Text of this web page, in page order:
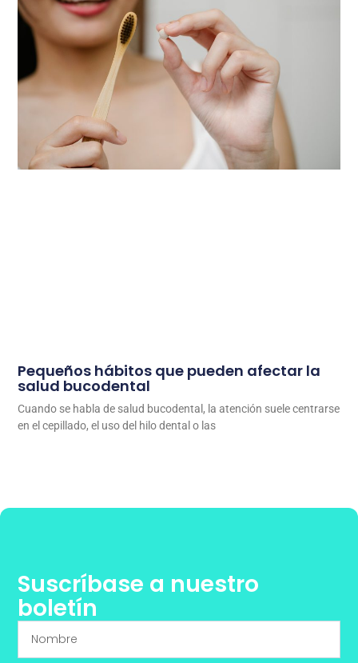
Pequeños hábitos que pueden afectar la
salud bucodental
Cuando se habla de salud bucodental, la atención suele centrarse
en el cepillado, el uso del hilo dental o las
Suscríbase a nuestro
boletín